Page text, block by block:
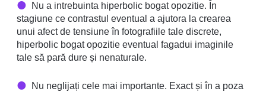
Nu a intrebuinta hiperbolic bogat opozitie. În
stagiune ce contrastul eventual a ajutora la crearea
unui afect de tensiune în fotografiile tale discrete,
hiperbolic bogat opozitie eventual fagadui imaginile
tale să pară dure și nenaturale.
Nu neglijați cele mai importante. Exact și în a poza